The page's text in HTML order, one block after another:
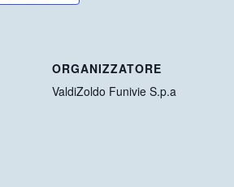
ORGANIZZATORE
ValdiZoldo Funivie S.p.a